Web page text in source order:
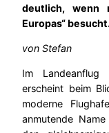
deutlich, wenn
Europas“
von Stefan
Im Landeanflug
erscheint beim
moderne
anmutende